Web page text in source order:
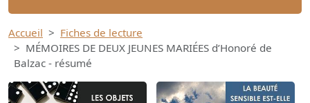
Accueil
Fiches de lecture
MÉMOIRES DE DEUX JEUNES MARIÉES d’Honoré de
Balzac - résumé